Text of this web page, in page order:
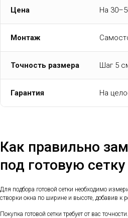
Цена На
Монтаж
Точность размера Шаг 5
Гарантия На
Как правильно
под готовую сетку
Для подбора готовой сетки необходимо
створки окна по ширине и высоте, добавив к
Покупка готовой сетки требует от вас